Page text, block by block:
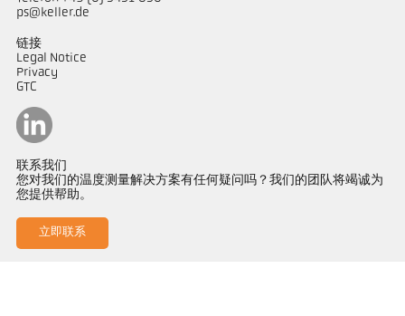
ps@keller.de
链接
Legal Notice
Privacy
GTC
联系我们
您对我们的温度测量解决方案有任何疑问吗？我们的团队将竭诚为
您提供帮助。
立即联系